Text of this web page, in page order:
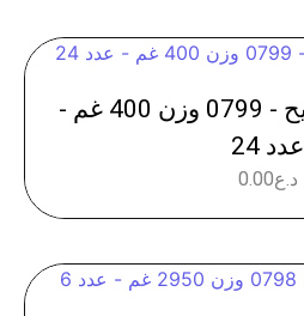
فطر مقطع الكسيح - 0799 وزن 400 غم -
عدد 24
د.ع0.00